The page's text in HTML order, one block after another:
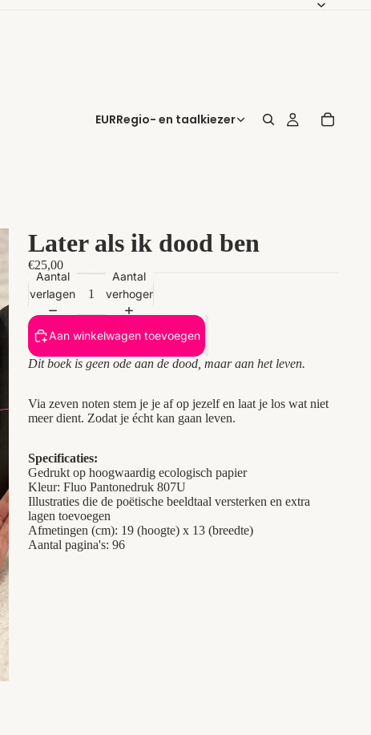
EURRegio- en taalkiezer
Later als ik dood ben
€25,00
Aantal
verlagen
Aantal
verhogen
Aan winkelwagen toevoegen
Dit boek is geen ode aan de dood, maar aan het leven.
Via zeven noten stem je je af op jezelf en laat je los wat niet
meer dient. Zodat je écht kan gaan leven.
Specificaties:
Gedrukt op hoogwaardig ecologisch papier
Kleur: Fluo Pantonedruk 807U
Illustraties die de poëtische beeldtaal versterken en extra
lagen toevoegen
Afmetingen (cm): 19 (hoogte) x 13 (breedte)
Aantal pagina's: 96